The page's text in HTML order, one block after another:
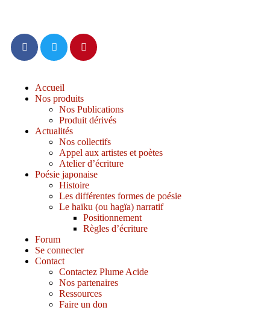
Accueil
Nos produits
Nos Publications
Produit dérivés
Actualités
Nos collectifs
Appel aux artistes et poètes
Atelier d’écriture
Poésie japonaise
Histoire
Les différentes formes de poésie
Le haïku (ou hagïa) narratif
Positionnement
Règles d’écriture
Forum
Se connecter
Contact
Contactez Plume Acide
Nos partenaires
Ressources
Faire un don